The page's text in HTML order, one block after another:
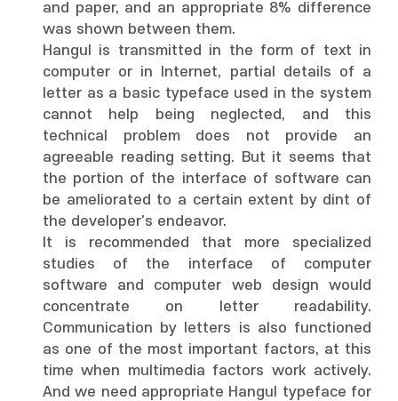
and paper, and an appropriate 8% difference
was shown between them.
Hangul is transmitted in the form of text in
computer or in Internet, partial details of a
letter as a basic typeface used in the system
cannot help being neglected, and this
technical problem does not provide an
agreeable reading setting. But it seems that
the portion of the interface of software can
be ameliorated to a certain extent by dint of
the developer's endeavor.
It is recommended that more specialized
studies of the interface of computer
software and computer web design would
concentrate on letter readability.
Communication by letters is also functioned
as one of the most important factors, at this
time when multimedia factors work actively.
And we need appropriate Hangul typeface for